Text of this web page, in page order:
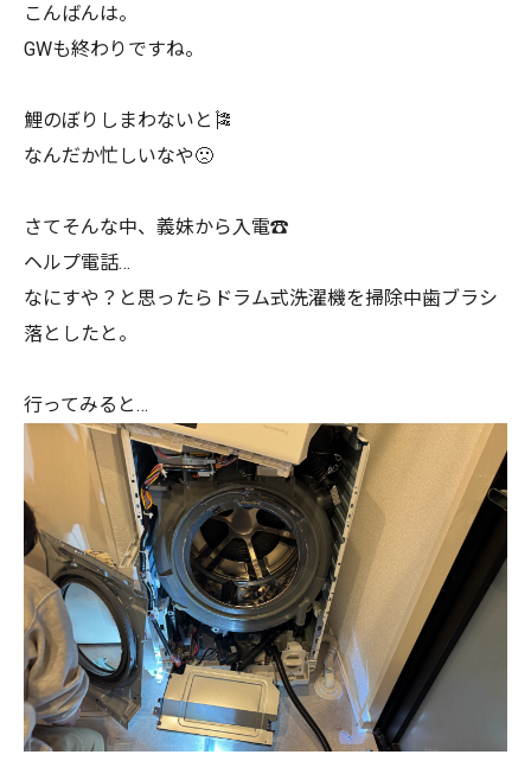
こんばんは。
GWも終わりですね。
鯉のぼりしまわないと🎏
なんだか忙しいなや🙁
さてそんな中、義妹から入電☎️
ヘルプ電話…
なにすや？と思ったらドラム式洗濯機を掃除中歯ブラシ
落としたと。
行ってみると…